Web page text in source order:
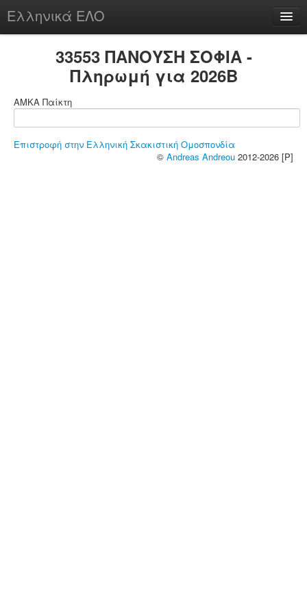
Ελληνικά ΕΛΟ
chesstu.be @ discord
33553 ΠΑΝΟΥΣΗ ΣΟΦΙΑ -
Πληρωμή για 2026B
ΑΜΚΑ Παίκτη
Επιστροφή στην Ελληνική Σκακιστική Ομοσπονδία
© Andreas Andreou 2012-2026 [P]